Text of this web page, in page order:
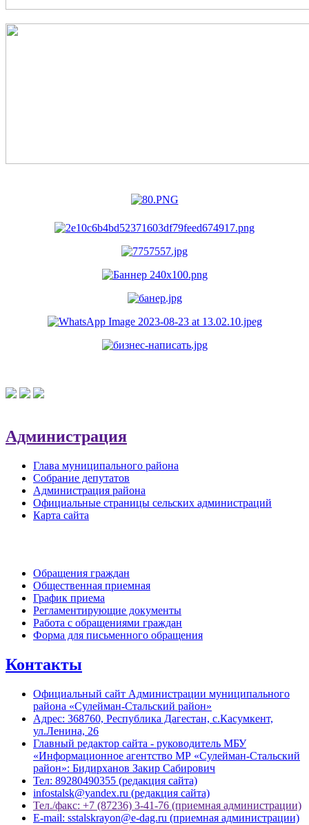
Администрация
Глава муниципального района
Собрание депутатов
Администрация района
Официальные страницы сельских администраций
Карта сайта
Обращения граждан
Общественная приемная
График приема
Регламентирующие документы
Работа с обращениями граждан
Форма для письменного обращения
Контакты
Официальный сайт Администрации муниципального
района «Сулейман-Стальский район»
Адрес: 368760, Республика Дагестан, с.Касумкент,
ул.Ленина, 26
Главный редактор сайта - руководитель МБУ
«Информационное агентство МР «Сулейман-Стальский
район»: Бидирханов Закир Сабирович
Тел: 89280490355 (редакция сайта)
infostalsk@yandex.ru (редакция сайта)
Тел./факс: +7 (87236) 3-41-76 (приемная администрации)
E-mail: sstalskrayon@e-dag.ru (приемная администрации)